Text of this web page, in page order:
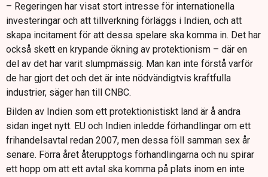
– Regeringen har visat stort intresse för internationella
investeringar och att tillverkning förläggs i Indien, och att
skapa incitament för att dessa spelare ska komma in. Det har
också skett en krypande ökning av protektionism – där en
del av det har varit slumpmässig. Man kan inte förstå varför
de har gjort det och det är inte nödvändigtvis kraftfulla
industrier, säger han till CNBC.
Bilden av Indien som ett protektionistiskt land är å andra
sidan inget nytt. EU och Indien inledde förhandlingar om ett
frihandelsavtal redan 2007, men dessa föll samman sex år
senare. Förra året återupptogs förhandlingarna och nu spirar
ett hopp om att ett avtal ska komma på plats inom en inte